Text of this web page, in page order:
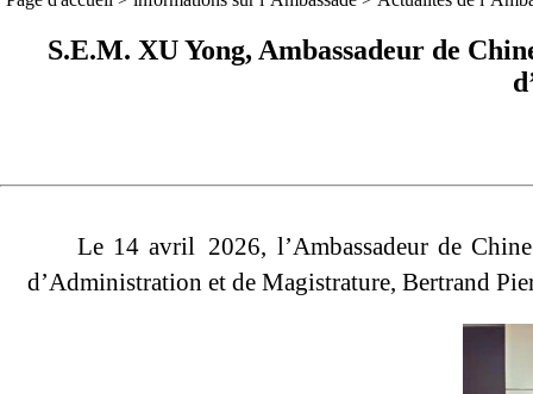
S.E.M. XU Yong, Ambassadeur de
Le 14 avril 2026, l’Ambassadeur de
d’Administration et de Magistrature, Bertrand